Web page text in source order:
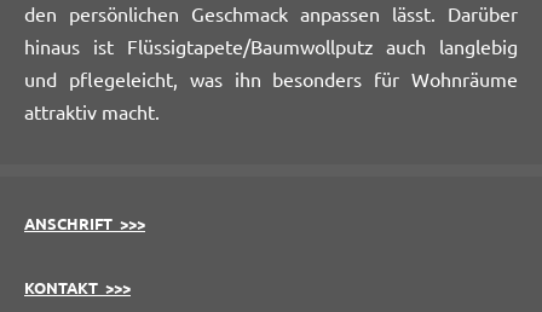
den persönlichen Geschmack anpassen lässt. Darüber
hinaus ist Flüssigtapete/Baumwollputz auch langlebig
und pflegeleicht, was ihn besonders für Wohnräume
attraktiv macht.
ANSCHRIFT >>>
KONTAKT >>>